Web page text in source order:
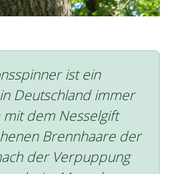
ist ein
Deutschland immer
dem Nesselgift
Brennhaare der
der Verpuppung